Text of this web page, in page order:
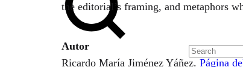
the editorial’s framing, and metaphors
Autor
Ricardo María Jiménez Yáñez. Página